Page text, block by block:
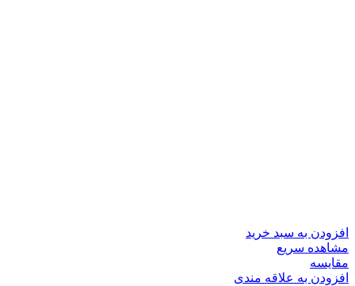
افزودن به سبد خرید
مشاهده سریع
مقایسه
افزودن به علاقه مندی